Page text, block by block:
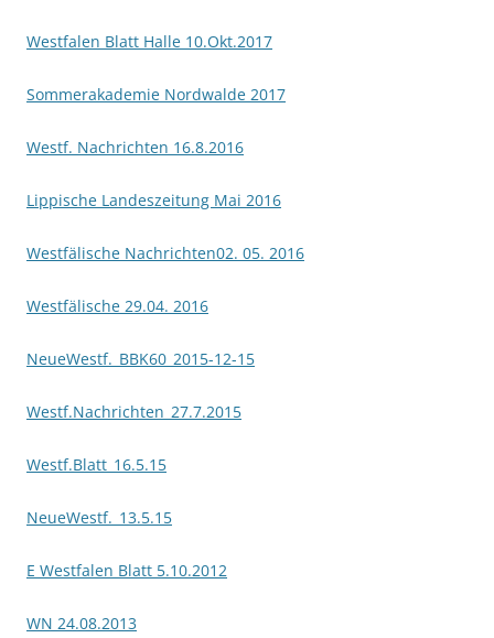
Westfalen Blatt Halle 10.Okt.2017
Sommerakademie Nordwalde 2017
Westf. Nachrichten 16.8.2016
Lippische Landeszeitung Mai 2016
Westfälische Nachrichten02. 05. 2016
Westfälische 29.04. 2016
NeueWestf._BBK60_2015-12-15
Westf.Nachrichten_27.7.2015
Westf.Blatt_16.5.15
NeueWestf._13.5.15
E Westfalen Blatt 5.10.2012
WN 24.08.2013